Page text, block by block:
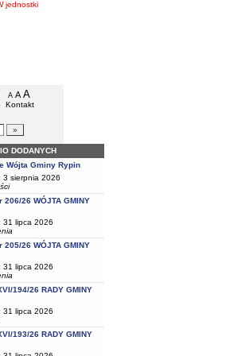
A pomniejsz czcionkę
A standardowy rozmiar czcionki
A
Kontakt
DODANYCH
Wójta Gminy Rypin
3 sierpnia 2026
206/26 WÓJTA GMINY
31 lipca 2026
205/26 WÓJTA GMINY
31 lipca 2026
194/26 RADY GMINY
31 lipca 2026
193/26 RADY GMINY